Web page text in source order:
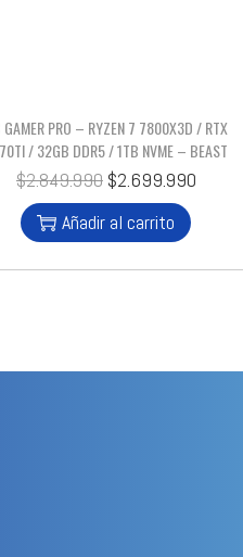
GAMER PRO – RYZEN 7 7800X3D / RTX
/ 32GB DDR5 / 1TB NVME – BEAST
$2.849.990 $2.699.990
Añadir al carrito